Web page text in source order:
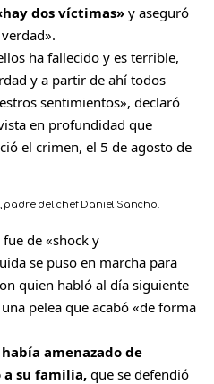
dos víctimas» y aseguró
ha fallecido y es terrible,
y a partir de ahí todos
sentimientos», declaró
en profundidad que
el crimen, el 5 de agosto de
del chef Daniel Sancho.
de «shock y
se puso en marcha para
quien habló al día siguiente
pelea que acabó «de forma
amenazado de
a su familia, que se defendió